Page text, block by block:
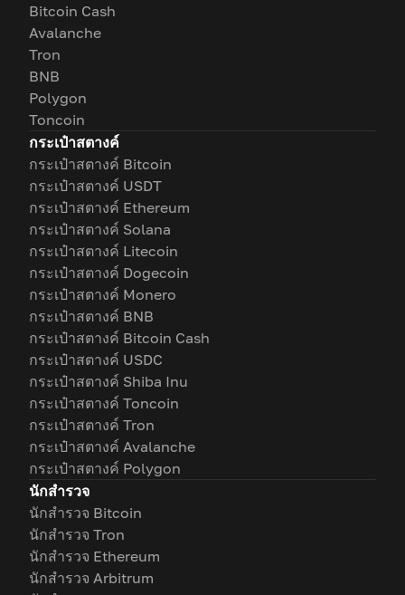
Bitcoin Cash
Avalanche
Tron
BNB
Polygon
Toncoin
กระเป๋าสตางค์
กระเป๋าสตางค์ Bitcoin
กระเป๋าสตางค์ USDT
กระเป๋าสตางค์ Ethereum
กระเป๋าสตางค์ Solana
กระเป๋าสตางค์ Litecoin
กระเป๋าสตางค์ Dogecoin
กระเป๋าสตางค์ Monero
กระเป๋าสตางค์ BNB
กระเป๋าสตางค์ Bitcoin Cash
กระเป๋าสตางค์ USDC
กระเป๋าสตางค์ Shiba Inu
กระเป๋าสตางค์ Toncoin
กระเป๋าสตางค์ Tron
กระเป๋าสตางค์ Avalanche
กระเป๋าสตางค์ Polygon
นักสำรวจ
นักสำรวจ Bitcoin
นักสำรวจ Tron
นักสำรวจ Ethereum
นักสำรวจ Arbitrum